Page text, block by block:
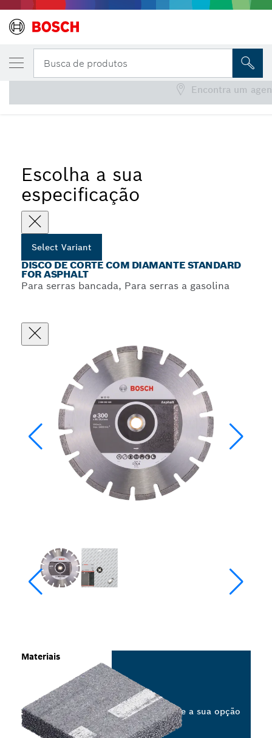
Busca de produtos
Discos de diamante Standard for Asphalt para serras a
Escolha a sua
especificação
Select Variant
DISCO DE CORTE COM DIAMANTE STANDARD
FOR ASPHALT
Para serras bancada, Para serras a gasolina
Materiais
Selecione a sua opção
Disco de corte com diamante Standard for
Encontra um